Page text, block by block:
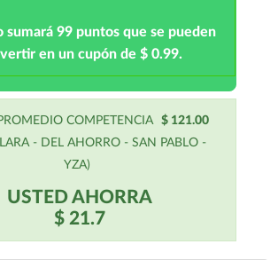
sumará 99 puntos que se pueden
en un cupón de $ 0.99.
COMPETENCIA
$ 121.00
- DEL AHORRO - SAN PABLO -
YZA)
USTED AHORRA
$ 21.7